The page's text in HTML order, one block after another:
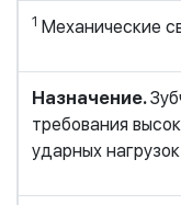
1 Механические
Назначение.
требования
ударных